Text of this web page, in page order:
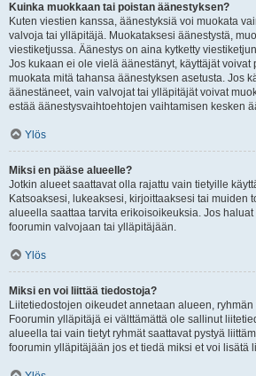
Kuinka muokkaan tai poistan äänestyksen?
Kuten viestien kanssa, äänestyksiä voi muokata
valvoja tai ylläpitäjä. Muokataksesi äänestystä,
viestiketjussa. Äänestys on aina kytketty
Jos kukaan ei ole vielä äänestänyt, käyttäjät voivat
muokata mitä tahansa äänestyksen asetusta. Jos
äänestäneet, vain valvojat tai ylläpitäjät voivat
estää äänestysvaihtoehtojen vaihtamisen kesken
Ylös
Miksi en pääse alueelle?
Jotkin alueet saattavat olla rajattu vain tietyille
Katsoaksesi, lukeaksesi, kirjoittaaksesi tai muiden
alueella saattaa tarvita erikoisoikeuksia. Jos
foorumin valvojaan tai ylläpitäjään.
Ylös
Miksi en voi liittää tiedostoja?
Liitetiedostojen oikeudet annetaan alueen,
Foorumin ylläpitäjä ei välttämättä ole sallinut
alueella tai vain tietyt ryhmät saattavat pystyä
foorumin ylläpitäjään jos et tiedä miksi et voi lisätä